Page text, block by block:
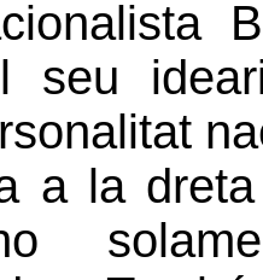
seu
a la